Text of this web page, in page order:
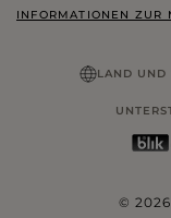
INFORMATIONEN ZUR
LAND UND
©